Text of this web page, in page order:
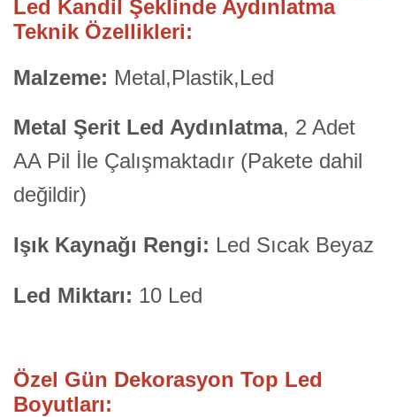
Led Kandil Şeklinde Aydınlatma
Teknik Özellikleri:
Malzeme: Metal,Plastik,Led
Metal Şerit Led Aydınlatma, 2 Adet
AA Pil İle Çalışmaktadır (Pakete dahil
değildir)
Işık Kaynağı Rengi: Led Sıcak Beyaz
Led Miktarı: 10 Led
Özel Gün Dekorasyon Top Led
Boyutları: